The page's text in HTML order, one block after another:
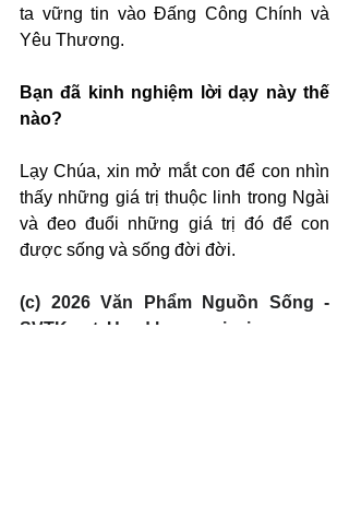
ta vững tin vào Đấng Công Chính và
Yêu Thương.
Bạn đã kinh nghiệm lời dạy này thế
nào?
Lạy Chúa, xin mở mắt con để con nhìn
thấy những giá trị thuộc linh trong Ngài
và đeo đuổi những giá trị đó để con
được sống và sống đời đời.
(c) 2026 Văn Phẩm Nguồn Sống -
SVTK.net. Used by permission.